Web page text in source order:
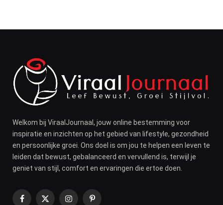
Welkom bij ViraalJournaal, jouw online bestemming voor
inspiratie en inzichten op het gebied van lifestyle, gezondheid
en persoonlijke groei. Ons doel is om jou te helpen een leven te
leiden dat bewust, gebalanceerd en vervullend is, terwijl je
geniet van stijl, comfort en ervaringen die ertoe doen.
Facebook
X
InstagramPinterest